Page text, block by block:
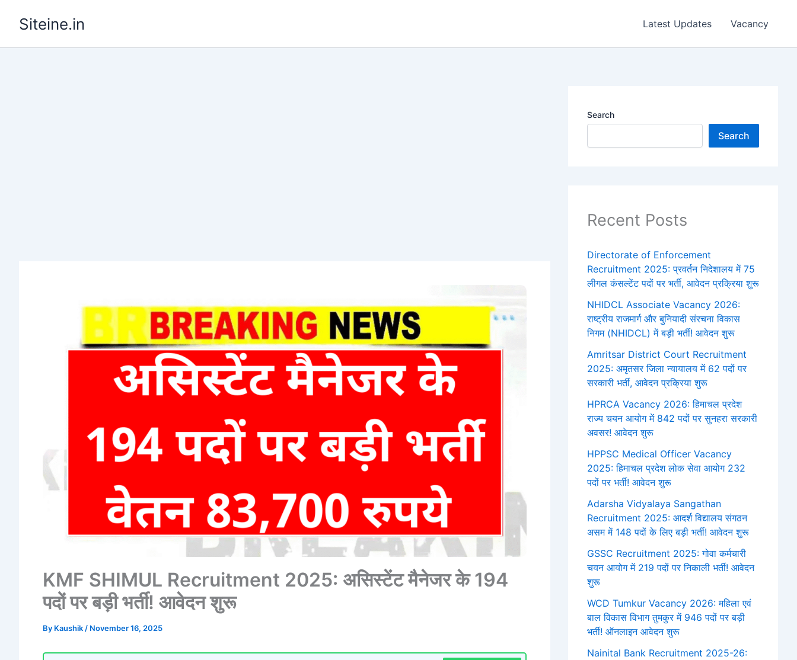
Siteine.in Latest Updates Vacancy
KMF SHIMUL Recruitment 2025: असिस्टेंट मैनेजर के 194
पदों पर बड़ी भर्ती! आवेदन शुरू
By Kaushik / November 16, 2025
Search
Search
Recent Posts
Directorate of Enforcement
Recruitment 2025: प्रवर्तन निदेशालय में 75
लीगल कंसल्टेंट पदों पर भर्ती, आवेदन प्रक्रिया शुरू
NHIDCL Associate Vacancy 2026:
राष्ट्रीय राजमार्ग और बुनियादी संरचना विकास
निगम (NHIDCL) में बड़ी भर्ती! आवेदन शुरू
Amritsar District Court Recruitment
2025: अमृतसर जिला न्यायालय में 62 पदों पर
सरकारी भर्ती, आवेदन प्रक्रिया शुरू
HPRCA Vacancy 2026: हिमाचल प्रदेश
राज्य चयन आयोग में 842 पदों पर सुनहरा सरकारी
अवसर! आवेदन शुरू
HPPSC Medical Officer Vacancy
2025: हिमाचल प्रदेश लोक सेवा आयोग 232
पदों पर भर्ती! आवेदन शुरू
Adarsha Vidyalaya Sangathan
Recruitment 2025: आदर्श विद्यालय संगठन
असम में 148 पदों के लिए बड़ी भर्ती! आवेदन शुरू
GSSC Recruitment 2025: गोवा कर्मचारी
चयन आयोग में 219 पदों पर निकाली भर्ती! आवेदन
शुरू
WCD Tumkur Vacancy 2026: महिला एवं
बाल विकास विभाग तुमकुर में 946 पदों पर बड़ी
भर्ती! ऑनलाइन आवेदन शुरू
Nainital Bank Recruitment 2025-26: